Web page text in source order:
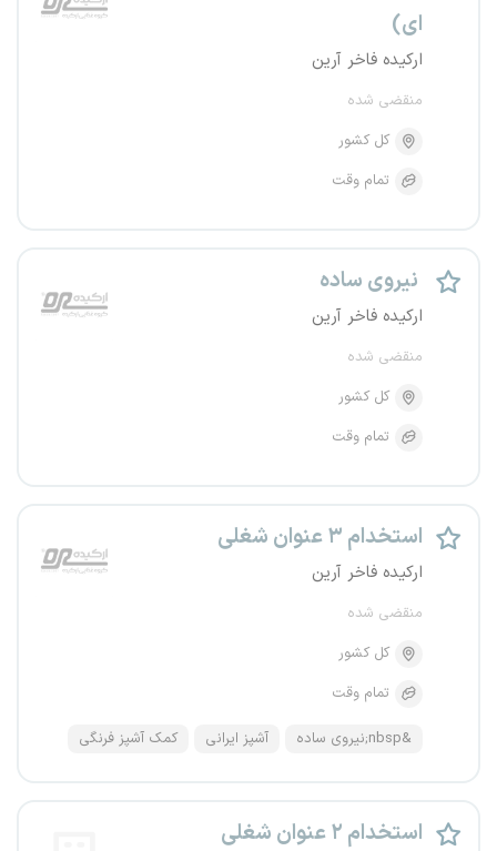
ای)
ارکیده فاخر آرین
منقضی شده
کل کشور
تمام وقت
نیروی ساده
ارکیده فاخر آرین
منقضی شده
کل کشور
تمام وقت
استخدام ۳ عنوان شغلی
ارکیده فاخر آرین
منقضی شده
کل کشور
تمام وقت
&nbsp;نیروی ساده آشپز ایرانی کمک آشپز فرنگی
استخدام ۲ عنوان شغلی